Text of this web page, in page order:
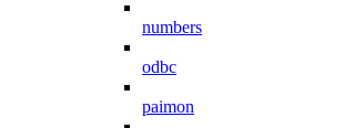
numbers
odbc
paimon